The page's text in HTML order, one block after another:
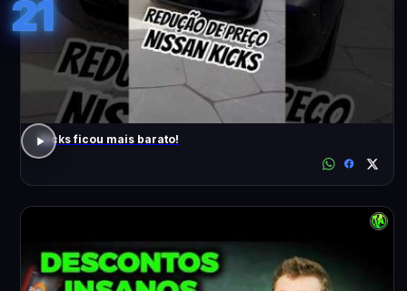
21
Kicks ficou mais barato!